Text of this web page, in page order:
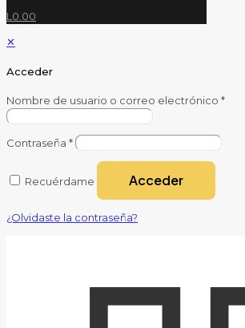
L0.00
✕
Acceder
Nombre de usuario o correo electrónico *
Contraseña *
Recuérdame Acceder
¿Olvidaste la contraseña?